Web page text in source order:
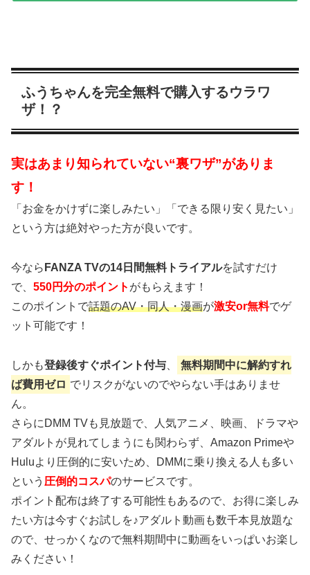
ふうちゃんを完全無料で購入するウラワ
ザ！？
実はあまり知られていない“裏ワザ”がありま
す！
「お金をかけずに楽しみたい」「できる限り安く見たい」
という方は絶対やった方が良いです。
今なら FANZA TVの14日間無料トライアルを試すだけ
で、 550円分のポイント がもらえます！
このポイントで話題のAV・同人・漫画が激安or無料でゲ
ット可能です！
しかも登録後すぐポイント付与
無料期間中に解約すれ
ば費用ゼロ でリスクがないのでやらない手はありませ
ん。
さらにDMM TVも見放題で、人気アニメ、映画、ドラマや
アダルトが見れてしまうにも関わらず、Amazon Primeや
Huluより圧倒的に安いため、DMMに乗り換える人も多い
という 圧倒的コスパのサービスです。
ポイント配布は終了する可能性もあるので、お得に楽しみ
たい方は今すぐお試しを♪アダルト動画も数千本見放題な
ので、せっかくなので無料期間中に動画をいっぱいお楽し
みください！